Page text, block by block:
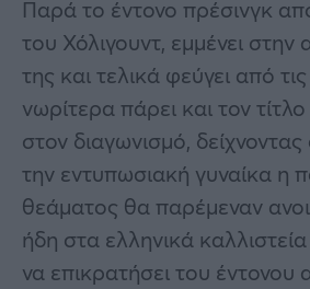
Παρά το έντονο πρέσινγκ
του Χόλιγουντ, εμμένει στην
της και τελικά φεύγει από
νωρίτερα πάρει και τον
στον διαγωνισμό, δείχνοντας
την εντυπωσιακή γυναίκα η
θεάματος θα παρέμεναν
ήδη στα ελληνικά
να επικρατήσει του έντονου